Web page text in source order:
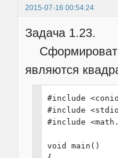
2015-07-16 00:54:24
Задача 1.23.
являются
#include
#include
#include
void main()